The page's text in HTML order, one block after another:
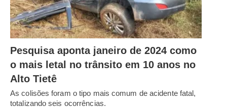
Pesquisa aponta janeiro de 2024 como
o mais letal no trânsito em 10 anos no
Alto Tietê
As colisões foram o tipo mais comum de acidente fatal,
totalizando seis ocorrências.